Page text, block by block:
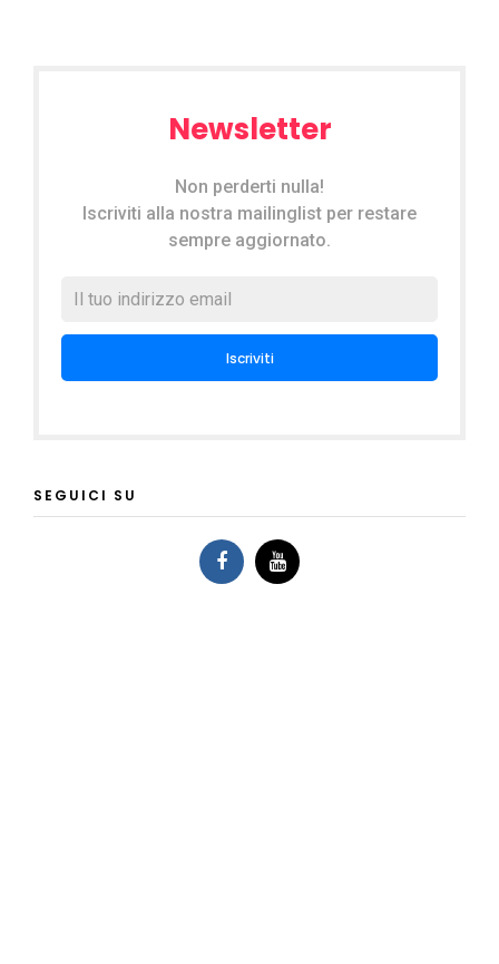
Newsletter
Non perderti nulla!
Iscriviti alla nostra mailinglist per restare
sempre aggiornato.
SEGUICI SU